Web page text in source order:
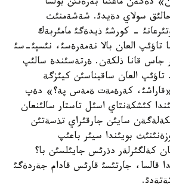
دةگةن ماعئنا بةرةتئن بولسا
سولاي دةيدئ. شةشةمنئث
- كورشئ ذيدةگئ مامئربةك
تاؤئپ العان بالا نةمةرةسئ، نئسپئ-سئ
جاس قانا ذلكةن. ةرتةسئندة سالئپ
تاؤئپ العان ساقيناسئن كيئزگة
كةرةمةت ةمةس پة؟» دةپ
كئشكةنتاي اسئل تاستار سالئنعان
سايئن جارقئراي تذسةتئن
بويئندا سيئر باعئپ
كةلگئرلةر دذرئس جايئلسئن با؟
قالسا، جارتئسئ قارئس قادام جةردةگئ